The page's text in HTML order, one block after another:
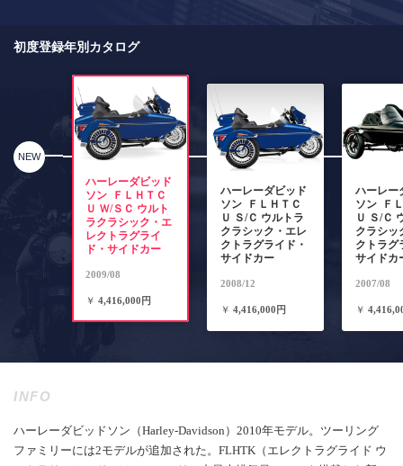
初度登録年別カタログ
NEW
ハーレーダビッド
ソン ＦＬＨＴＣ
Ｕ Ｗ/ＳＣ ウルト
ラクラシック・エ
レクトラグライ
ド・サイドカー
2009/08
￥ 4,416,000円
ハーレーダビッド
ソン ＦＬＨＴＣ
Ｕ Ｓ/Ｃ ウルトラ
クラシック・エレ
クトラグライド・
サイドカー
2008/12
￥ 4,416,000円
ハーレー
ソン Ｆ
Ｕ Ｓ/Ｃ
クラシッ
クトラグ
サイドカ
2007/08
￥
INFO
ハーレーダビッドソン（Harley-Davidson）2010年モデル。ツーリング
ファミリーには2モデルが追加された。FLHTK（エレクトラグライド ウ